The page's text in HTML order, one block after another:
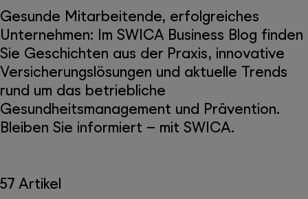
Gesunde Mitarbeitende, erfolgreiches
Unternehmen: Im SWICA Business Blog finden
Sie Geschichten aus der Praxis, innovative
Versicherungslösungen und aktuelle Trends
rund um das betriebliche
Gesundheitsmanagement und Prävention.
Bleiben Sie informiert – mit SWICA.
57 Artikel